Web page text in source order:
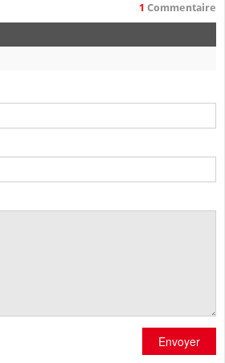
1 Commentaire
Envoyer